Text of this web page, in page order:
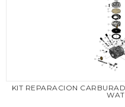
KIT REPARACION